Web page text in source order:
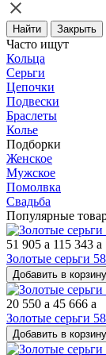
Найти Закрыть
Часто ищут
Кольца
Серьги
Цепочки
Подвески
Браслеты
Колье
Подборки
Женское
Мужское
Помолвка
Свадьба
Популярные
51 905 a 115 343 a
Золотые серьги
Добавить в корзину
20 550 a 45 666 a
Золотые серьги
Добавить в корзину